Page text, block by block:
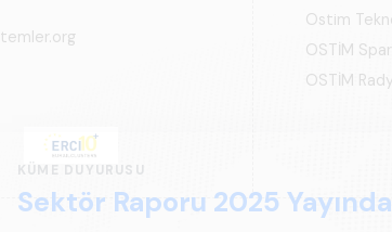
KÜME DUYURUSU
Sektör Raporu 2025 Yayında
Ostim
OSTİM
OSTİM